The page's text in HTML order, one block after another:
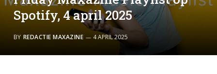
Spotify, 4 april 2025
BY REDACTIE MAXAZINE 4 APRIL 2025